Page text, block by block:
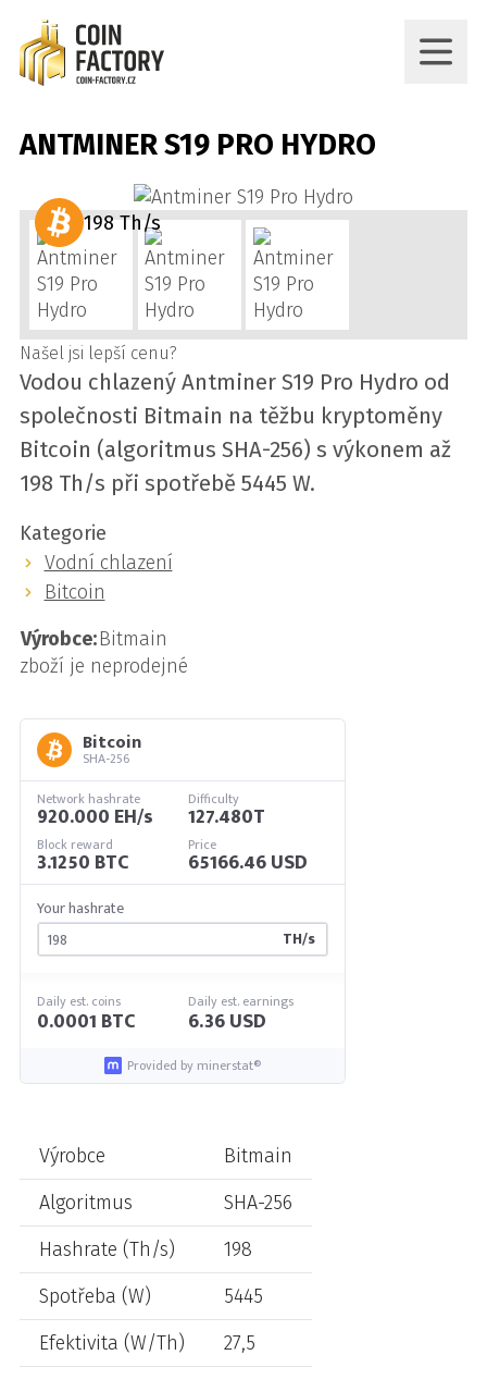
ANTMINER S19 PRO HYDRO
198 Th/s
Našel jsi lepší cenu?
Vodou chlazený Antminer S19 Pro Hydro od
společnosti Bitmain na těžbu kryptoměny
Bitcoin (algoritmus SHA-256) s výkonem až
198 Th/s při spotřebě 5445 W.
Kategorie
Vodní chlazení
Bitcoin
Výrobce:Bitmain
zboží je neprodejné
Bitcoin
SHA-256
Network hashrate
920.000 EH/s
Difficulty
127.480T
Block reward
3.1250 BTC
Price
65166.46 USD
Your hashrate
TH/s
Daily est. coins
0.0001 BTC
Daily est. earnings
6.36 USD
Provided by minerstat®
Výrobce
Bitmain
Algoritmus
SHA-256
Hashrate (Th/s)
198
Spotřeba (W)
5445
Efektivita (W/Th)
27,5